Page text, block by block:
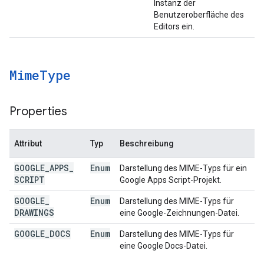
Instanz der
Benutzeroberfläche des
Editors ein.
MimeType
Properties
Attribut Typ Beschreibung
GOOGLE APPS
SCRIPT
Enum
Darstellung des MIME-Typs für ein
Google Apps Script-Projekt.
GOOGLE
DRAWINGS
Enum
Darstellung des MIME-Typs für
eine Google-Zeichnungen-Datei.
GOOGLE DOCS Enum
Darstellung des MIME-Typs für
eine Google Docs-Datei.